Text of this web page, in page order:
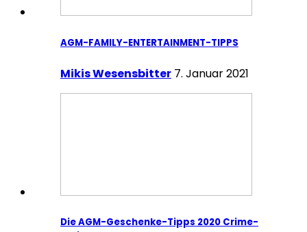
AGM-FAMILY-ENTERTAINMENT-TIPPS
Mikis Wesensbitter 7. Januar 2021
Die AGM-Geschenke-Tipps 2020 Crime-